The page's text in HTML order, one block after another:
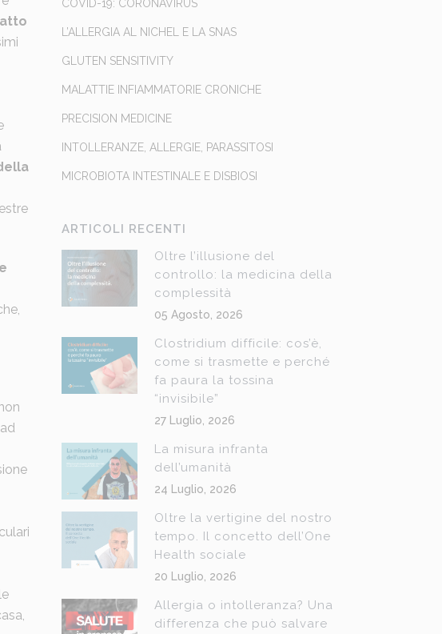
COVID-19: CORONAVIRUS
L’ALLERGIA AL NICHEL E LA SNAS
GLUTEN SENSITIVITY
MALATTIE INFIAMMATORIE CRONICHE
PRECISION MEDICINE
INTOLLERANZE, ALLERGIE, PARASSITOSI
MICROBIOTA INTESTINALE E DISBIOSI
ARTICOLI RECENTI
Oltre l’illusione del
controllo: la medicina della
complessità
05 Agosto, 2026
Clostridium difficile: cos’è,
come si trasmette e perché
fa paura la tossina
“invisibile”
27 Luglio, 2026
La misura infranta
dell’umanità
24 Luglio, 2026
Oltre la vertigine del nostro
tempo. Il concetto dell’One
Health sociale
20 Luglio, 2026
Allergia o intolleranza? Una
differenza che può salvare